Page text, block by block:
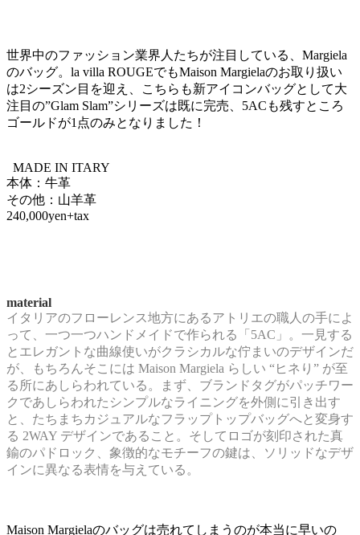
世界中のファッション業界人たちが注目している、Margiela
のバッグ。la villa ROUGEでもMaison Margielaのお取り扱い
は2シーズン目を迎え、こちらも新アイコンバッグとして大
注目の”Glam Slam”シリーズは既に完売、5ACも残すところ
ゴールドが1点のみとなりました！
MADE IN ITARY
本体：牛革
その他：山羊革
240,000yen+tax
material
イタリアのフローレンス地方にあるアトリエの職人の手によ
って、一つ一つハンドメイドで作られる「5AC」。一見する
とエレガントな曲線使いがクラシカルな佇まいのデザインだ
が、もちろんそこには Maison Margiela らしい “ヒネり” が至
る所にあしらわれている。まず、ブランドタグがパッチワー
クであしらわれたシンプルなライニングを外側に引き出す
と、たちまちカジュアルなフラップトップバッグへと変身す
る 2WAY デザインであること。そしてロゴが刻印された真
鍮のパドロック、象徴的なモチーフの鍵は、ソリッドなデザ
インに異なる表情を与えている。
Maison Margielaのバッグは売れてしまうのが本当に早いの